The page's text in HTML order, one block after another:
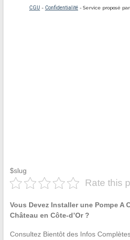
$slug
Rate this
Vous Devez Installer une Pompe A
Château en Côte-d’Or ?
Consultez Bientôt des Infos